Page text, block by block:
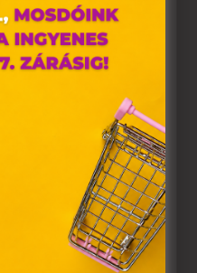
melyek információt
Ehhez az Ön
szóló 2003. évi C.
szolgáltatások, az
szolgáltatások
CVIII. törvény, valamint
használjuk.
Unió országain
és ezeknek a
egyéb eszközén történő
kell kérniük.